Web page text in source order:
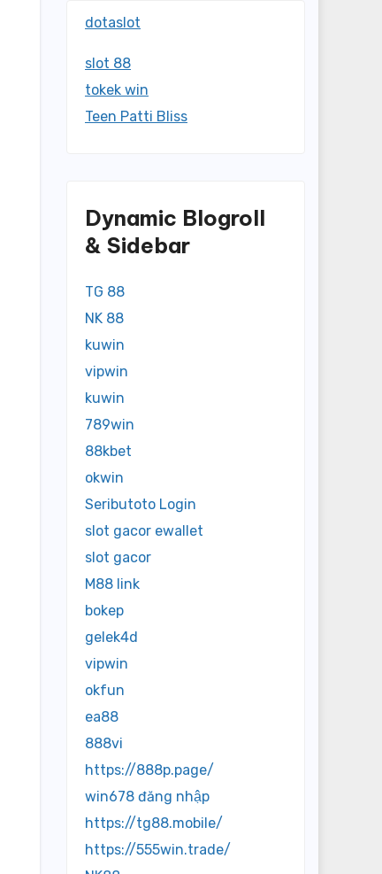
dotaslot
slot 88
tokek win
Teen Patti Bliss
Dynamic Blogroll
& Sidebar
TG 88
NK 88
kuwin
vipwin
kuwin
789win
88kbet
okwin
Seributoto Login
slot gacor ewallet
slot gacor
M88 link
bokep
gelek4d
vipwin
okfun
ea88
888vi
https://888p.page/
win678 đăng nhập
https://tg88.mobile/
https://555win.trade/